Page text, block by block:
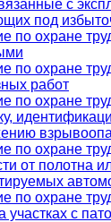
с
под
по охране
по охране
работ
по охране
по охране
от полотна
по охране
участках с